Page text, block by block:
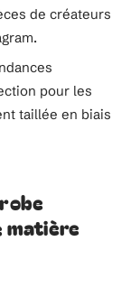
de créateurs
pour les
taillée en biais
matière